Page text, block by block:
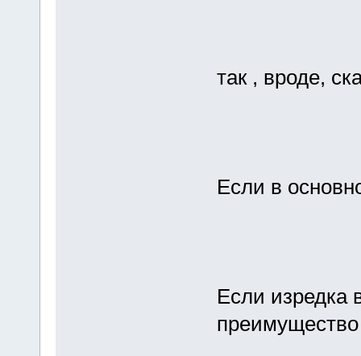
так , вроде,
Если в
Если изредка